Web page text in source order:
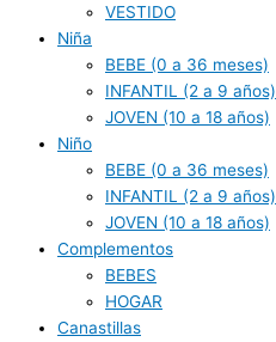
VESTIDO
Niña
BEBE (0 a 36 meses)
INFANTIL (2 a 9 años)
JOVEN (10 a 18 años)
Niño
BEBE (0 a 36 meses)
INFANTIL (2 a 9 años)
JOVEN (10 a 18 años)
Complementos
BEBES
HOGAR
Canastillas